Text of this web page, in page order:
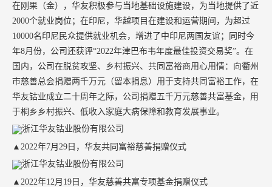
在刚果（金），华友积极参与当地基础设施建设，为当地提供了近
2000个就业岗位；在印尼，华越项目在建设和运营期间，为超过
10000名印尼民众提供就业机会，增进了中印尼两国友谊；同时今
年8月份，公司还获评“2022年津巴布韦年度最佳投资交易奖”。在
国内，公司在脱贫攻坚、乡村振兴、共同富裕商用心用情：向衢州
市慈善总会捐赠两千万元（留本捐息）用于支持共同富裕工作，在
华友钴业成立二十周年之际，公司捐赠五千万元慈善共富基金，用
于桐乡乡村振兴、低收入家庭大病保障和教育发展事业。
▲2022年7月29日，华友共同富裕慈善捐赠仪式
▲2022年12月19日，华友慈善共富专项基金捐赠仪式